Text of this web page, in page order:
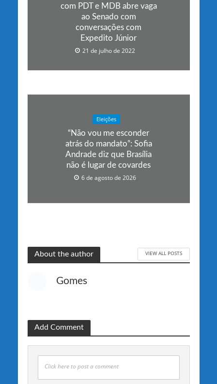
com PDT e MDB abre vaga
ao Senado com
conversações com
Expedito Júnior
21 de julho de 2022
Eleições
“Não vou me esconder
atrás do mandato”: Sofia
Andrade diz que Brasília
não é lugar de covardes
6 de agosto de 2026
About the author VIEW ALL POSTS
Gomes
Add Comment
Click here to post a comment